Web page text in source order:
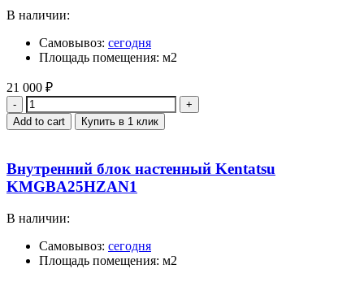
В наличии:
Самовывоз: сегодня
Площадь помещения: м2
21 000 ₽
Quantity
Add to cart Купить в 1 клик
Внутренний блок настенный Kentatsu
KMGBA25HZAN1
В наличии:
Самовывоз: сегодня
Площадь помещения: м2